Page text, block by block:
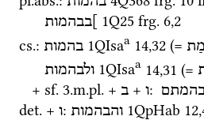
]בבהמות 1Q25 frg. 6,2
cs.: בהמות 1QIsaa 14,32 (=
ולבהמות 1QIsaa 14,31 (=
+ sf. 3.m.pl. + ב + ו:
det. + ו: והבהמות 1QpHab 12,